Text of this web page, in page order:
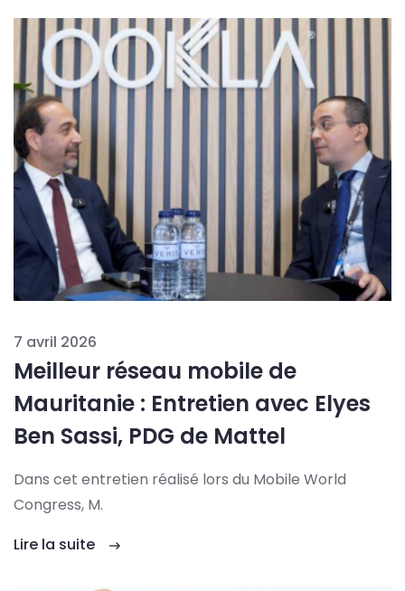
7 avril 2026
Meilleur réseau mobile de
Mauritanie : Entretien avec Elyes
Ben Sassi, PDG de Mattel
Dans cet entretien réalisé lors du Mobile World
Congress, M.
Lire la suite